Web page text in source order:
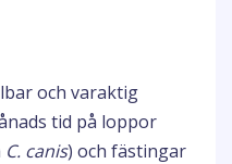
och varaktig
tid på loppor
C. canis) och fästingar